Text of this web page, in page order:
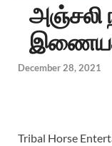
அஞ்சலி
December 28, 2021
Tribal Horse